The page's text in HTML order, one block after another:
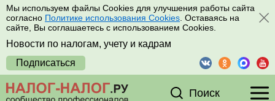
Мы используем файлы Cookies для улучшения работы сайта
согласно Политике использования Cookies . Оставаясь на
сайте, Вы соглашаетесь с использованием Cookies.
Новости по налогам, учету и кадрам
Подписаться
Поиск